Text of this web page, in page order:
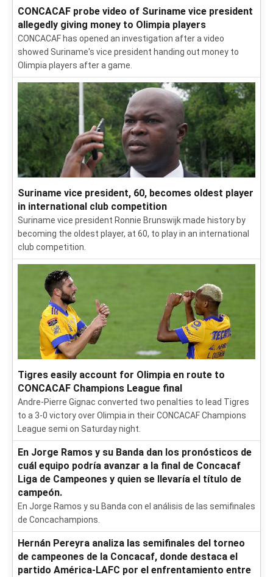
CONCACAF probe video of Suriname vice president
allegedly giving money to Olimpia players
CONCACAF has opened an investigation after a video
showed Suriname's vice president handing out money to
Olimpia players after a game.
Suriname vice president, 60, becomes oldest player
in international club competition
Suriname vice president Ronnie Brunswijk made history by
becoming the oldest player, at 60, to play in an international
club competition.
Tigres easily account for Olimpia en route to
CONCACAF Champions League final
Andre-Pierre Gignac converted two penalties to lead Tigres
to a 3-0 victory over Olimpia in their CONCACAF Champions
League semi on Saturday night.
En Jorge Ramos y su Banda dan los pronósticos de
cuál equipo podría avanzar a la final de Concacaf
Liga de Campeones y quien se llevaría el título de
campeón.
En Jorge Ramos y su Banda con el análisis de las semifinales
de Concachampions.
Hernán Pereyra analiza las semifinales del torneo
de campeones de la Concacaf, donde destaca el
partido América-LAFC por el enfrentamiento entre